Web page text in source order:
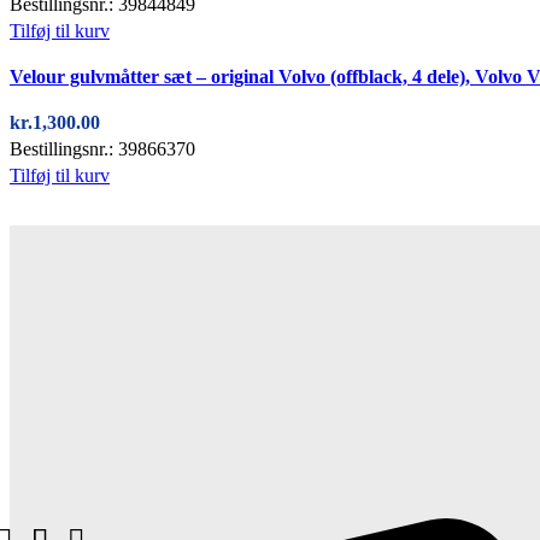
Bestillingsnr.: 39844849
Tilføj til kurv
Velour gulvmåtter sæt – original Volvo (offblack, 4 dele), Volvo
kr.1,300.00
Bestillingsnr.: 39866370
Tilføj til kurv